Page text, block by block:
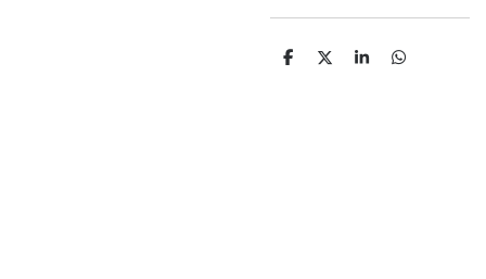
D
D
S
D